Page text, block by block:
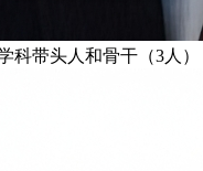
科带头人和骨干（3人）